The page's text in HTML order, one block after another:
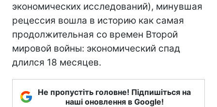
экономических исследований), минувшая
рецессия вошла в историю как самая
продолжительная со времен Второй
мировой войны: экономический спад
длился 18 месяцев.
Не пропустіть головне! Підпишіться на
наші оновлення в Google!